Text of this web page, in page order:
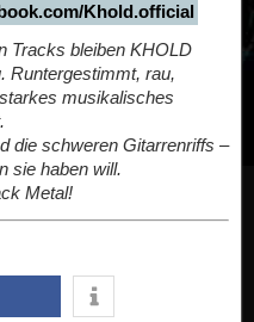
Khold.official
Tracks bleiben KHOLD
Runtergestimmt, rau,
musikalisches
die schweren Gitarrenriffs –
sie haben will.
Metal!